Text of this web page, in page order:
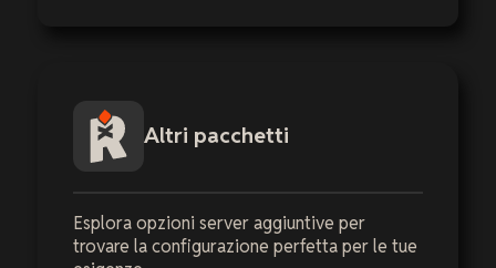
Altri pacchetti
Esplora opzioni server aggiuntive per
trovare la configurazione perfetta per le tue